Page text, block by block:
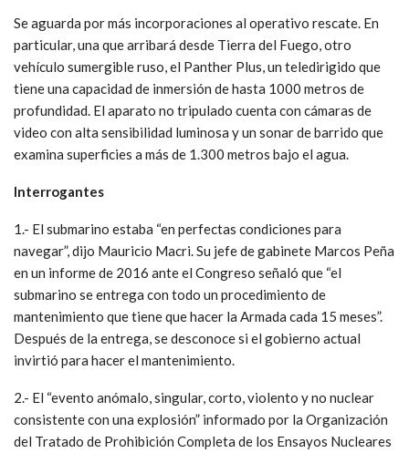
Se aguarda por más incorporaciones al operativo rescate. En
particular, una que arribará desde Tierra del Fuego, otro
vehículo sumergible ruso, el Panther Plus, un teledirigido que
tiene una capacidad de inmersión de hasta 1000 metros de
profundidad. El aparato no tripulado cuenta con cámaras de
video con alta sensibilidad luminosa y un sonar de barrido que
examina superficies a más de 1.300 metros bajo el agua.
Interrogantes
1.- El submarino estaba “en perfectas condiciones para
navegar”, dijo Mauricio Macri. Su jefe de gabinete Marcos Peña
en un informe de 2016 ante el Congreso señaló que “el
submarino se entrega con todo un procedimiento de
mantenimiento que tiene que hacer la Armada cada 15 meses”.
Después de la entrega, se desconoce si el gobierno actual
invirtió para hacer el mantenimiento.
2.- El “evento anómalo, singular, corto, violento y no nuclear
consistente con una explosión” informado por la Organización
del Tratado de Prohibición Completa de los Ensayos Nucleares